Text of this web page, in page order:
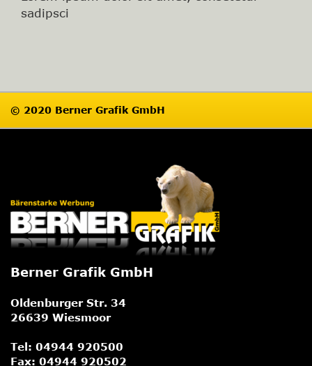
sadipsci
© 2020 Berner Grafik GmbH
Berner Grafik GmbH
Oldenburger Str. 34
26639 Wiesmoor
Tel: 04944 920500
Fax: 04944 920502